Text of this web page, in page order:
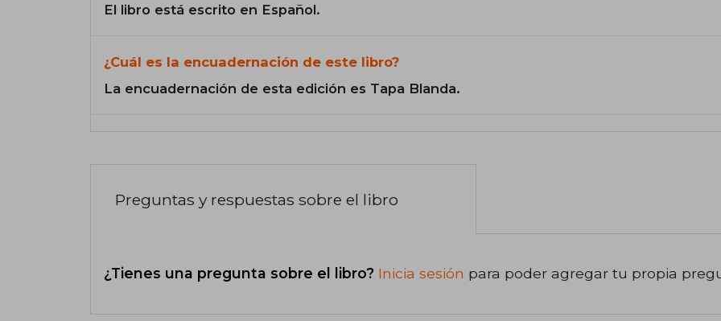
El libro está escrito en Español.
¿Cuál es la encuadernación de este libro?
La encuadernación de esta edición es Tapa Blanda.
Preguntas y respuestas sobre el libro
¿Tienes una pregunta sobre el libro? Inicia sesión para poder agregar tu propia